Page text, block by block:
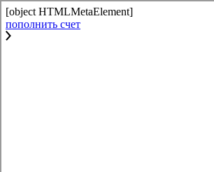
[object HTMLMetaElement]
пополнить счет